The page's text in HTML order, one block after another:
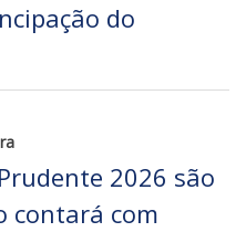
do
2026 são
contará com